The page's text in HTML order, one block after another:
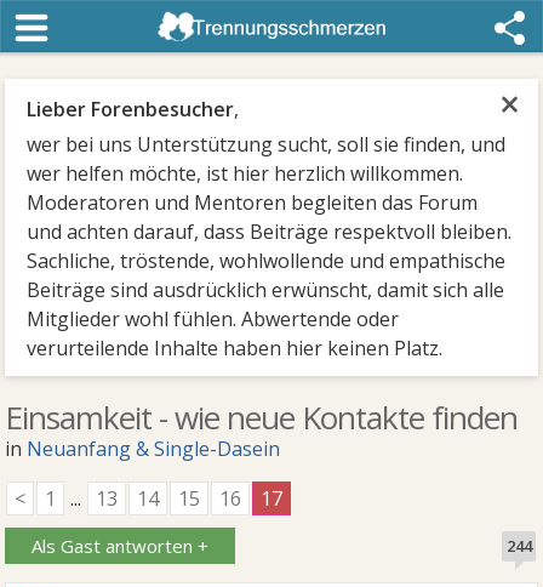
×
Lieber Forenbesucher,
wer bei uns Unterstützung sucht, soll sie finden, und
wer helfen möchte, ist hier herzlich willkommen.
Moderatoren und Mentoren begleiten das Forum
und achten darauf, dass Beiträge respektvoll bleiben.
Sachliche, tröstende, wohlwollende und empathische
Beiträge sind ausdrücklich erwünscht, damit sich alle
Mitglieder wohl fühlen. Abwertende oder
verurteilende Inhalte haben hier keinen Platz.
Einsamkeit - wie neue Kontakte finden
in Neuanfang & Single-Dasein
<
1 ... 13 14 15 16 17
Als Gast antworten + 244